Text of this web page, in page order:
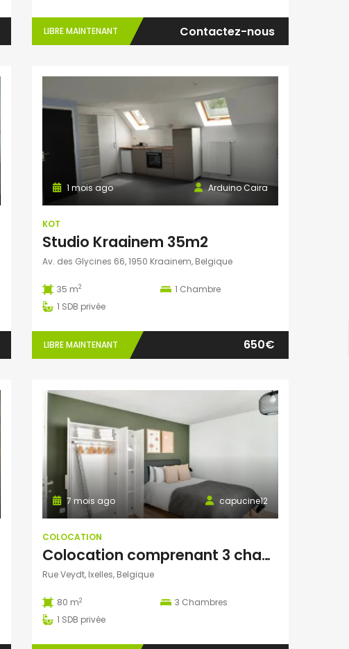
LIBRE MAINTENANT Contactez-nous
Arduino Caira
1 mois ago
KOT
Studio Kraainem 35m2
Av. des Glycines 66, 1950 Kraainem, Belgique
35 m2 1 Chambre
1 SDB privée
LIBRE MAINTENANT 650€
capucine12
7 mois ago
COLOCATION
Colocation comprenant 3 chambres (1 seule chambre de disponible)
Rue Veydt, Ixelles, Belgique
80 m2 3 Chambres
1 SDB privée